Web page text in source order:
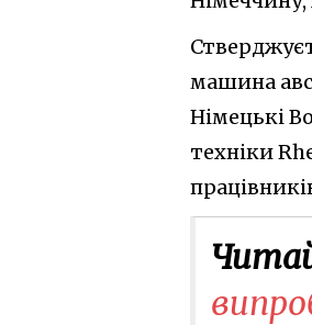
машина
Німецькі
техніки